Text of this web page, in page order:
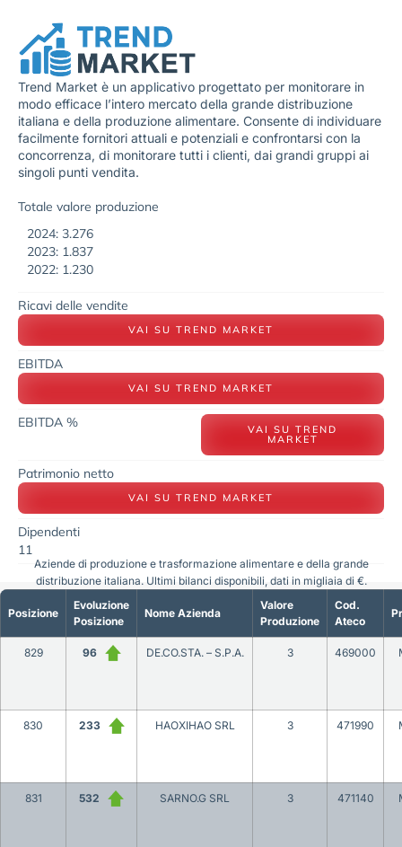
Trend Market è un applicativo progettato per monitorare in
modo efficace l’intero mercato della grande distribuzione
italiana e della produzione alimentare. Consente di individuare
facilmente fornitori attuali e potenziali e confrontarsi con la
concorrenza, di monitorare tutti i clienti, dai grandi gruppi ai
singoli punti vendita.
Totale valore produzione
2024: 3.276
2023: 1.837
2022: 1.230
Ricavi delle vendite
VAI SU TREND MARKET
EBITDA
VAI SU TREND MARKET
EBITDA % VAI SU TREND
MARKET
Patrimonio netto
VAI SU TREND MARKET
Dipendenti
11
Posizione
Evoluzione
Posizione
Nome Azienda
Valore
Produzione
Cod.
Ateco
829 96 DE.CO.STA. – S.P.A. 3 469000
830 233 HAOXIHAO SRL 3 471990
831 532 SARNO.G SRL 3 471140
Aziende di produzione e trasformazione alimentare e della grande
distribuzione italiana. Ultimi bilanci disponibili, dati in migliaia di €.